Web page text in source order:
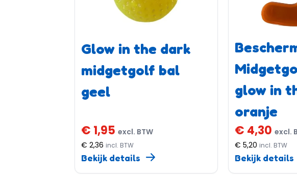
Glow in the dark
midgetgolf bal
geel
€ 1,95 excl. BTW
€ 2,36 incl. BTW
Bekijk details
glow in
oranje
€ 4,30 excl.
€ 5,20 incl. BTW
Bekijk details